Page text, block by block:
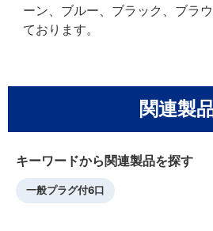
ーン、ブルー、ブラック、ブラ
ております。
関連製
キーワードから関連製品を探す
一般プラグ付6口